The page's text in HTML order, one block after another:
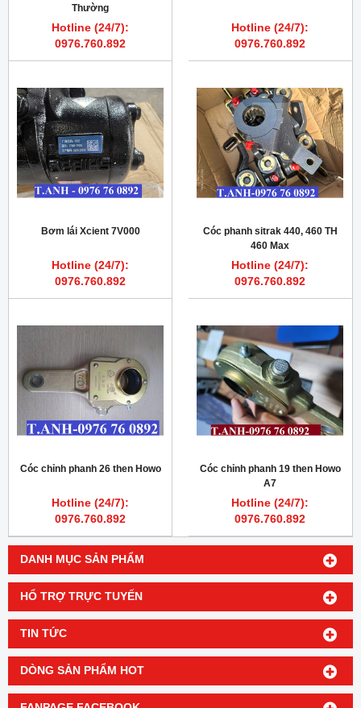
DANH MỤC SẢN PHẨM
HỔ TRỢ TRỰC TUYẾN
TIN TỨC
DÒNG SẢN PHẨM HOT
Thường
Hotline (24/7):
0976.760.892
Hotline (24/7):
0976.760.892
Bơm lái Xcient 7V000
Hotline (24/7):
0976.760.892
Cóc phanh sitrak 440, 460 TH
460 Max
Hotline (24/7):
0976.760.892
Cóc chỉnh phanh 26 then Howo
Hotline (24/7):
0976.760.892
Cóc chỉnh phanh 19 then Howo
A7
Hotline (24/7):
0976.760.892